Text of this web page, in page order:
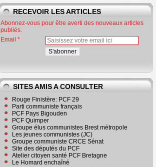
RECEVOIR LES ARTICLES
Abonnez-vous pour être averti des nouveaux articles
publiés.
Email
SITES AMIS A CONSULTER
Rouge Finistère: PCF 29
Parti communiste français
PCF Pays Bigouden
PCF Quimper
Groupe élus communistes Brest métropole
Les jeunes communistes (JC)
Groupe communiste CRCE Sénat
Site des députés du PCF
Atelier citoyen santé PCF Bretagne
Le Homard enchaîné